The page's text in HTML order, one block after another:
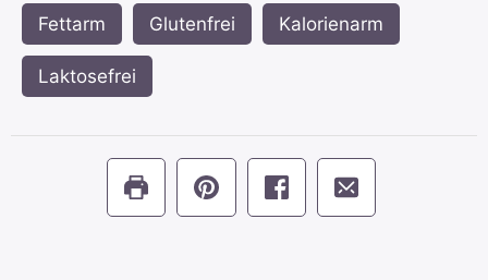
Fettarm Glutenfrei Kalorienarm
Laktosefrei